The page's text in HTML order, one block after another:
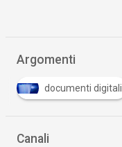
Argomenti
documenti digitali
Canali